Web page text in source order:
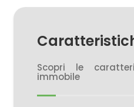
Scopri le
immobile
1